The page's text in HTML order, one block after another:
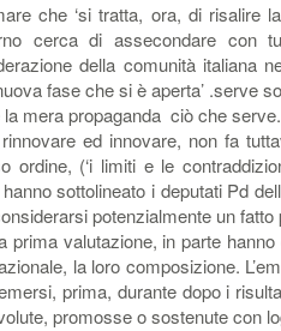
che ‘si tratta, ora, di risalire
cerca di assecondare con
della comunità italiana
fase che si è aperta’ .serve
la mera propaganda ciò che
ed innovare, non fa
ordine, (‘i limiti e le
sottolineato i deputati Pd
potenzialmente un
prima valutazione, in parte
la loro composizione.
prima, durante dopo i
promosse o sostenute con